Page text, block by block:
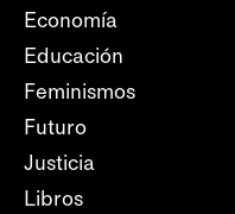
Economía
Educación
Feminismos
Futuro
Justicia
Libros